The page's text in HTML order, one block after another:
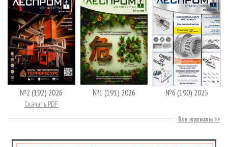
№2 (192) 2026
Скачать PDF
№1 (191) 2026 №6 (190) 2025
Все журналы